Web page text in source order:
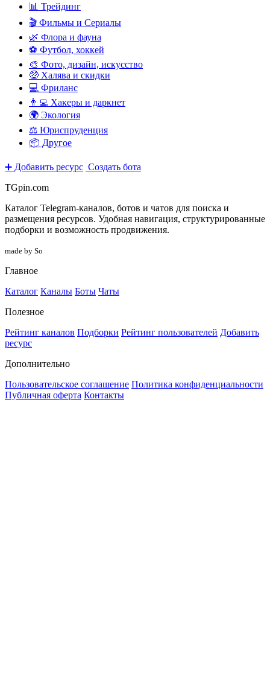
📊 Трейдинг
🎬 Фильмы и Сериалы
🌿 Флора и фауна
⚽ Футбол, хоккей
🎨 Фото, дизайн, искусство
🤑 Халява и скидки
💻 Фриланс
👨‍💻 Хакеры и даркнет
🌍 Экология
⚖️ Юриспруденция
📦 Другое
➕ Добавить ресурс Создать бота
TGpin.com
Каталог Telegram-каналов, ботов и чатов для поиска и
размещения ресурсов. Удобная навигация, структурированные
подборки и возможность продвижения.
made by So
Главное
Каталог Каналы Боты Чаты
Полезное
Рейтинг каналов Подборки Рейтинг пользователей Добавить
ресурс
Дополнительно
Пользовательское соглашение Политика конфиденциальности
Публичная оферта Контакты